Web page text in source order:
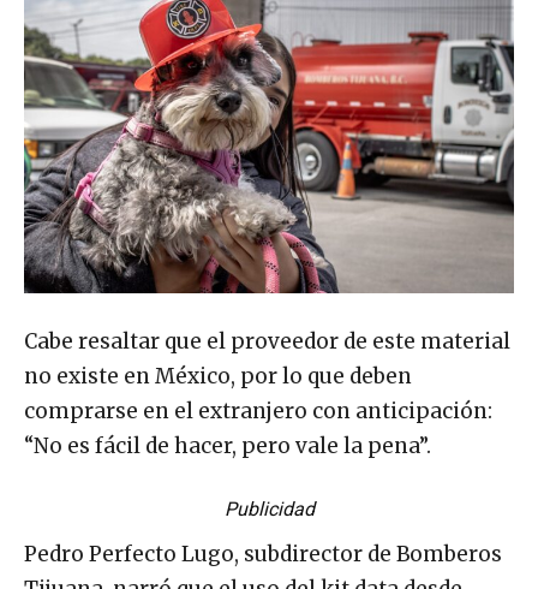
Cabe resaltar que el proveedor de este material
no existe en México, por lo que deben
comprarse en el extranjero con anticipación:
“No es fácil de hacer, pero vale la pena”.
Publicidad
Pedro Perfecto Lugo, subdirector de Bomberos